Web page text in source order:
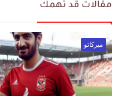
مقالات قد تهمك
ميركاتو